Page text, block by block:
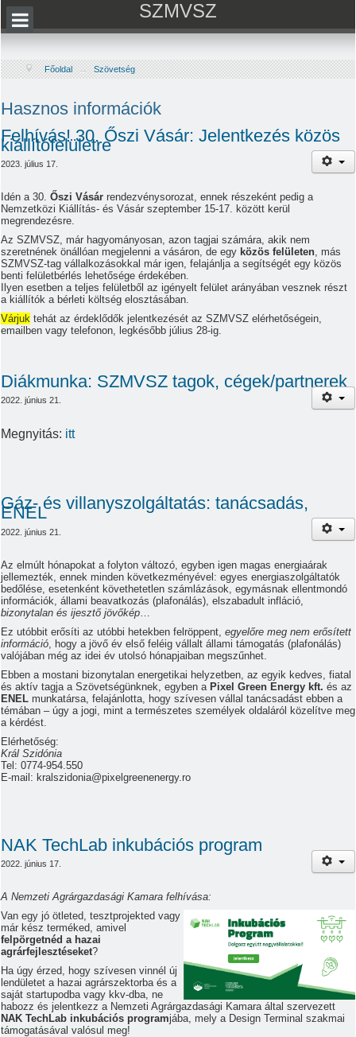
SZMVSZ
Főoldal → Szövetség
Hasznos információk
Felhívás! 30. Őszi Vásár: Jelentkezés közös
kiállítófelületre
2023. július 17.
Idén a 30. Őszi Vásár rendezvénysorozat, ennek részeként pedig a
Nemzetközi Kiállítás- és Vásár szeptember 15-17. között kerül
megrendezésre.
Az SZMVSZ, már hagyományosan, azon tagjai számára, akik nem
szeretnének önállóan megjelenni a vásáron, de egy közös felületen, más
SZMVSZ-tag vállalkozásokkal már igen, felajánlja a segítségét egy közös
benti felületbérlés lehetősége érdekében.
Ilyen esetben a teljes felületből az igényelt felület arányában vesznek részt
a kiállítók a bérleti költség elosztásában.
Várjuk tehát az érdeklődők jelentkezését az SZMVSZ elérhetőségein,
emailben vagy telefonon, legkésőbb július 28-ig.
Diákmunka: SZMVSZ tagok, cégek/partnerek
2022. június 21.
Megnyitás: itt
Gáz- és villanyszolgáltatás: tanácsadás,
ENEL
2022. június 21.
Az elmúlt hónapokat a folyton változó, egyben igen magas energiaárak
jellemezték, ennek minden következményével: egyes energiaszolgáltatók
bedőlése, esetenként követhetetlen számlázások, egymásnak ellentmondó
információk, állami beavatkozás (plafonálás), elszabadult infláció,
bizonytalan és ijesztő jövőkép
Ez utóbbit erősíti az utóbbi hetekben felröppent, egyelőre meg nem erősített
információ , hogy a jövő év első feléig vállalt állami támogatás (plafonálás)
valójában még az idei év utolsó hónapjaiban megszűnhet.
Ebben a mostani bizonytalan energetikai helyzetben, az egyik kedves, fiatal
és aktív tagja a Szövetségünknek, egyben a Pixel Green Energy kft. és az
ENEL munkatársa, felajánlotta, hogy szívesen vállal tanácsadást ebben a
témában – úgy a jogi, mint a természetes személyek oldaláról közelítve meg
a kérdést.
Elérhetőség:
Král Szidónia
Tel: 0774-954.550
E-mail: kralszidonia@pixelgreenenergy.ro
NAK TechLab inkubációs program
2022. június 17.
A Nemzeti Agrárgazdasági Kamara felhívása:
Van egy jó ötleted, tesztprojekted vagy
már kész terméked, amivel
felpörgetnéd a hazai
agrárfejlesztéseket?
Ha úgy érzed, hogy szívesen vinnél új
lendületet a hazai agrárszektorba és a
saját startupodba vagy kkv-dba, ne
habozz és jelentkezz a Nemzeti Agrárgazdasági Kamara által szervezett
NAK TechLab inkubációs programjába, mely a Design Terminal szakmai
támogatásával valósul meg!